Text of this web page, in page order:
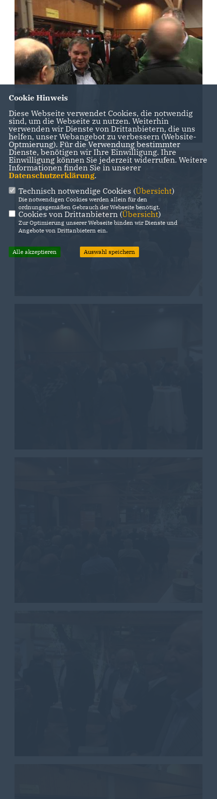
Cookie Hinweis
Diese Webseite verwendet Cookies, die notwendig
sind, um die Webseite zu nutzen. Weiterhin
verwenden wir Dienste von Drittanbietern, die uns
helfen, unser Webangebot zu verbessern (Website-
Optmierung). Für die Verwendung bestimmter
Dienste, benötigen wir Ihre Einwilligung. Ihre
Einwilligung können Sie jederzeit widerrufen. Weitere
Informationen finden Sie in unserer
Datenschutzerklärung.
Technisch notwendige Cookies (Übersicht)
Die notwendigen Cookies werden allein für den
ordnungsgemäßen Gebrauch der Webseite benötigt.
Cookies von Drittanbietern (Übersicht)
Zur Optimierung unserer Webseite binden wir Dienste und
Angebote von Drittanbietern ein.
Alle akzeptieren Auswahl speichern